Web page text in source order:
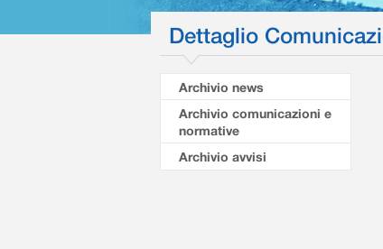
Dettaglio
Archivio news
Archivio comunicazioni e
normative
Archivio avvisi